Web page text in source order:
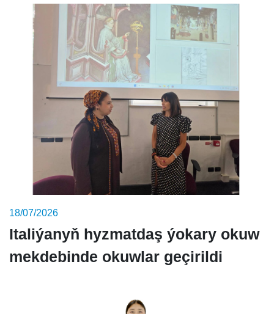
18/07/2026
Italiýanyň hyzmatdaş ýokary okuw
mekdebinde okuwlar geçirildi